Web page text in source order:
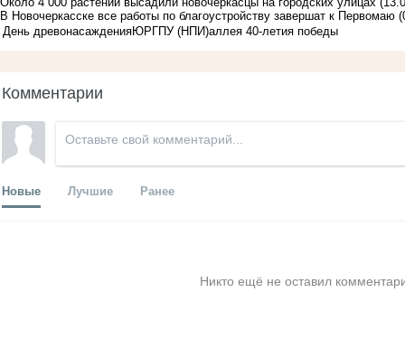
В Новочеркасске все работы по благоустройству завершат к Первомаю
День древонасажденияЮРГПУ (НПИ)аллея 40-летия победы
Комментарии
Новые Лучшие Ранее
Никто ещё не оставил